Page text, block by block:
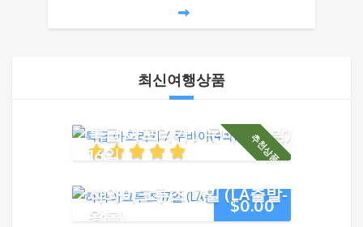
최신여행상품
추천상품 !
특급 아프리카 / 두바이(4박)
16일
$0.00
하와이크루즈 17일 (LA출발-
왕복)